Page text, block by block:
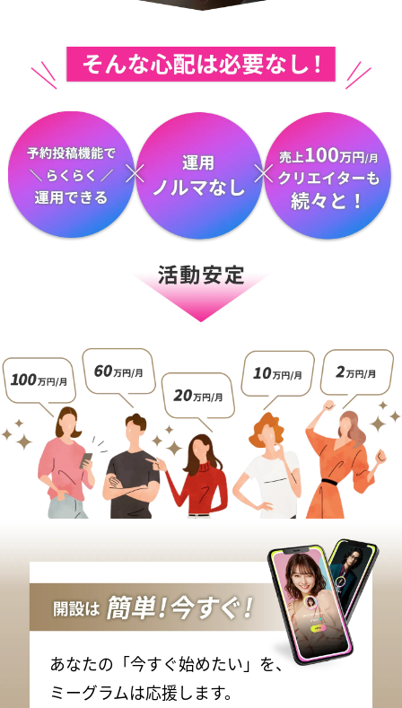
あなたの「今すぐ始めたい」を、
ミーグラムは応援します。